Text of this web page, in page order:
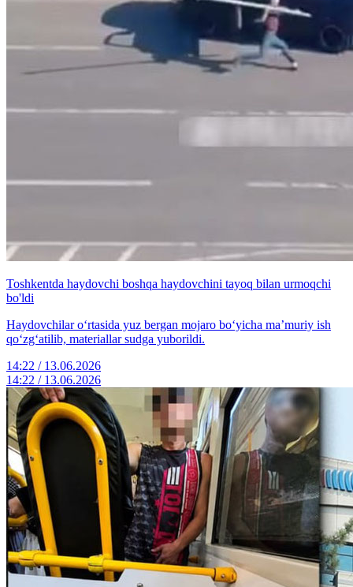
Toshkentda haydovchi boshqa haydovchini tayoq bilan urmoqchi
bo'ldi
Haydovchilar o‘rtasida yuz bergan mojaro bo‘yicha ma’muriy ish
qo‘zg‘atilib, materiallar sudga yuborildi.
14:22 / 13.06.2026
14:22 / 13.06.2026